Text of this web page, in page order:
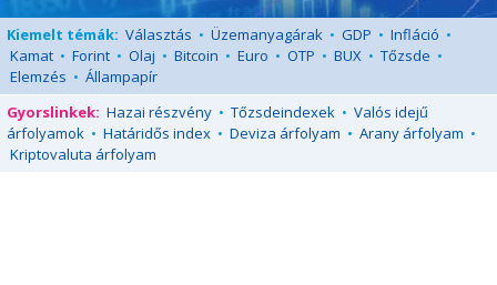
Kiemelt témák: Választás • Üzemanyagárak • GDP • Infláció •
Kamat • Forint • Olaj • Bitcoin • Euro • OTP • BUX • Tőzsde •
Elemzés • Állampapír
Gyorslinkek: Hazai részvény • Tőzsdeindexek • Valós idejű
árfolyamok • Határidős index • Deviza árfolyam • Arany árfolyam •
Kriptovaluta árfolyam